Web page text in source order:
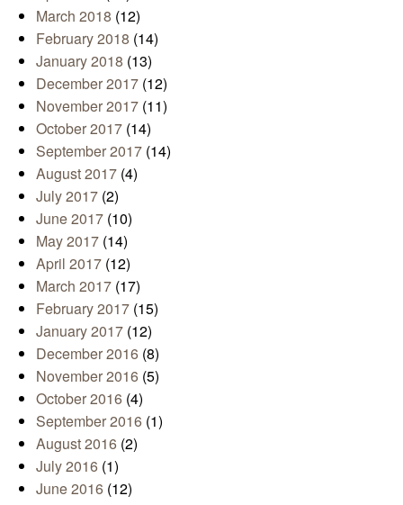
March 2018 (12)
February 2018 (14)
January 2018 (13)
December 2017 (12)
November 2017 (11)
October 2017 (14)
September 2017 (14)
August 2017 (4)
July 2017 (2)
June 2017 (10)
May 2017 (14)
April 2017 (12)
March 2017 (17)
February 2017 (15)
January 2017 (12)
December 2016 (8)
November 2016 (5)
October 2016 (4)
September 2016 (1)
August 2016 (2)
July 2016 (1)
June 2016 (12)